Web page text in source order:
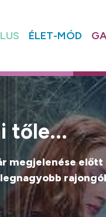
ÉLET-MÓD
tőle...
megjelenése